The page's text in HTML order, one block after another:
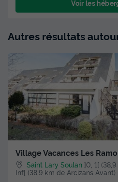
Voir les
Autres résultats
Village Vacances Les
Saint Lary Soulan ]0, 1[
Inf[ (38,9 km de Arcizans Avant)